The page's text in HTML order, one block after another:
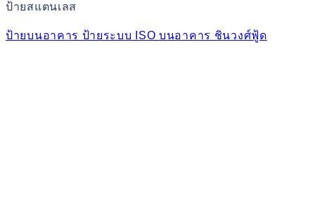
ป้ายสแตนเลส
ป้ายบนอาคาร ป้ายระบบ ISO บนอาคาร ชินวงศ์ฟู้ด